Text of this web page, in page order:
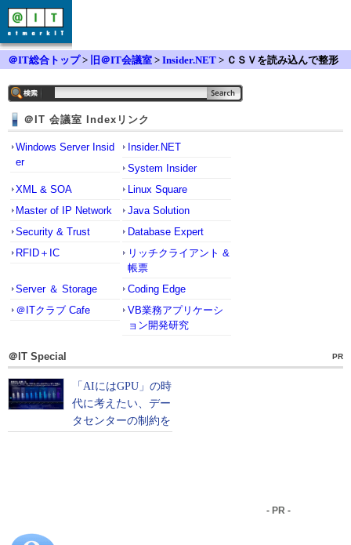
＠IT総合トップ> 旧＠IT会議室 > Insider.NET > ＣＳＶを読み込んで整形
＠IT 会議室 Indexリンク
Windows Server Insid
er
Insider.NET
System Insider
XML & SOA
Linux Square
Master of IP Network
Java Solution
Security & Trust
Database Expert
RFID＋IC
リッチクライアント &
帳票
Server ＆ Storage
Coding Edge
＠ITクラブ Cafe
VB業務アプリケーシ
ョン開発研究
＠IT Special PR
- PR -